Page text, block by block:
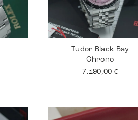
Tudor Black Bay
Chrono
7.190,00 €